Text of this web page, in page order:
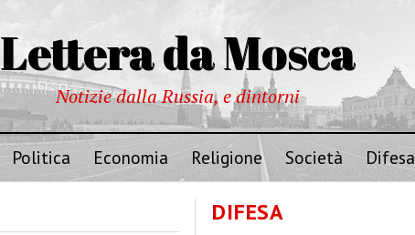
Lettera da Mosca
Notizie dalla Russia, e dintorni
Politica Economia Religione Società Difesa
DIFESA